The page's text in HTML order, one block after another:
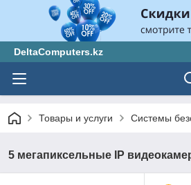
DeltaComputers.kz
Товары и услуги Системы
5 мегапиксельные IP